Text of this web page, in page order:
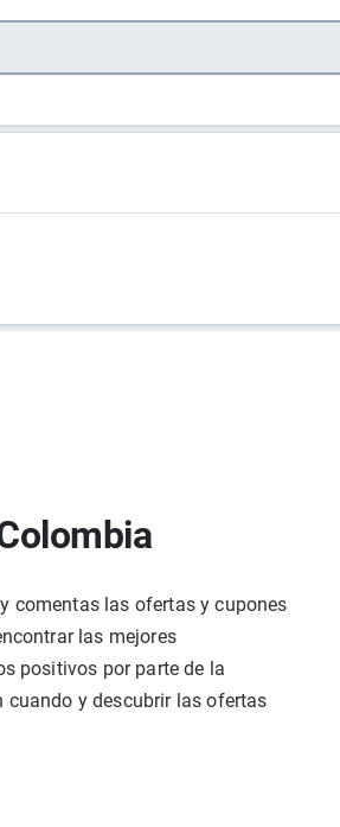
comentas las ofertas y cupones
las mejores
positivos por parte de la
cuando y descubrir las ofertas